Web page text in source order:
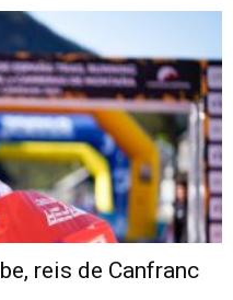
reis de Canfranc